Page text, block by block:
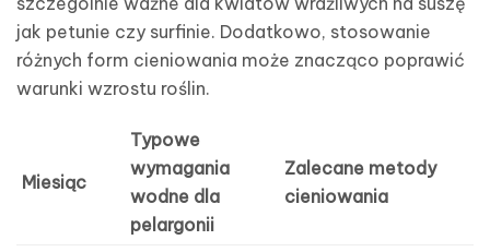
jak petunie czy surfinie. Dodatkowo, stosowanie
różnych form cieniowania może znacząco poprawić
warunki wzrostu roślin.
Miesiąc
Typowe
wymagania
wodne dla
pelargonii
Zalecane metody
cieniowania